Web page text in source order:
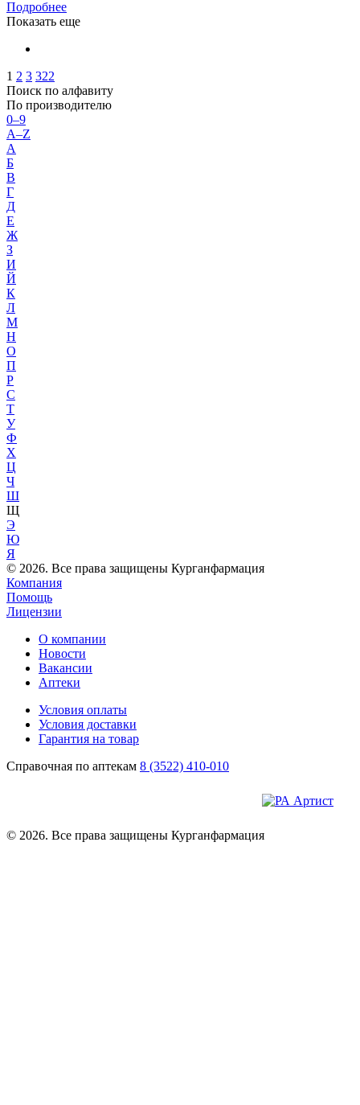
Подробнее
Показать еще
1 2 3 322
Поиск по алфавиту
По производителю
0–9
A–Z
А
Б
В
Г
Д
Е
Ж
З
И
Й
К
Л
М
Н
О
П
Р
С
Т
У
Ф
Х
Ц
Ч
Ш
Щ
Э
Ю
Я
© 2026. Все права защищены Курганфармация
Компания
Помощь
Лицензии
О компании
Новости
Вакансии
Аптеки
Условия оплаты
Условия доставки
Гарантия на товар
Справочная по аптекам 8 (3522) 410-010
© 2026. Все права защищены Курганфармация